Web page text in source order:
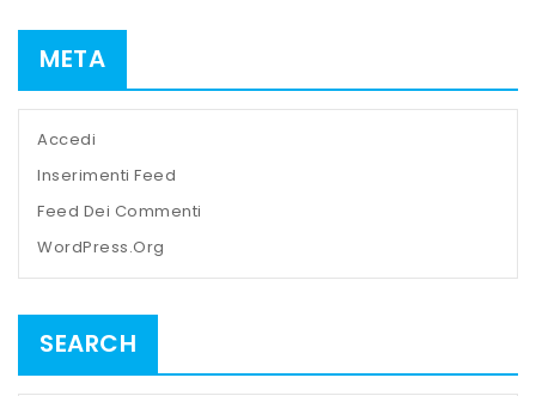
META
Accedi
Inserimenti Feed
Feed Dei Commenti
WordPress.org
SEARCH